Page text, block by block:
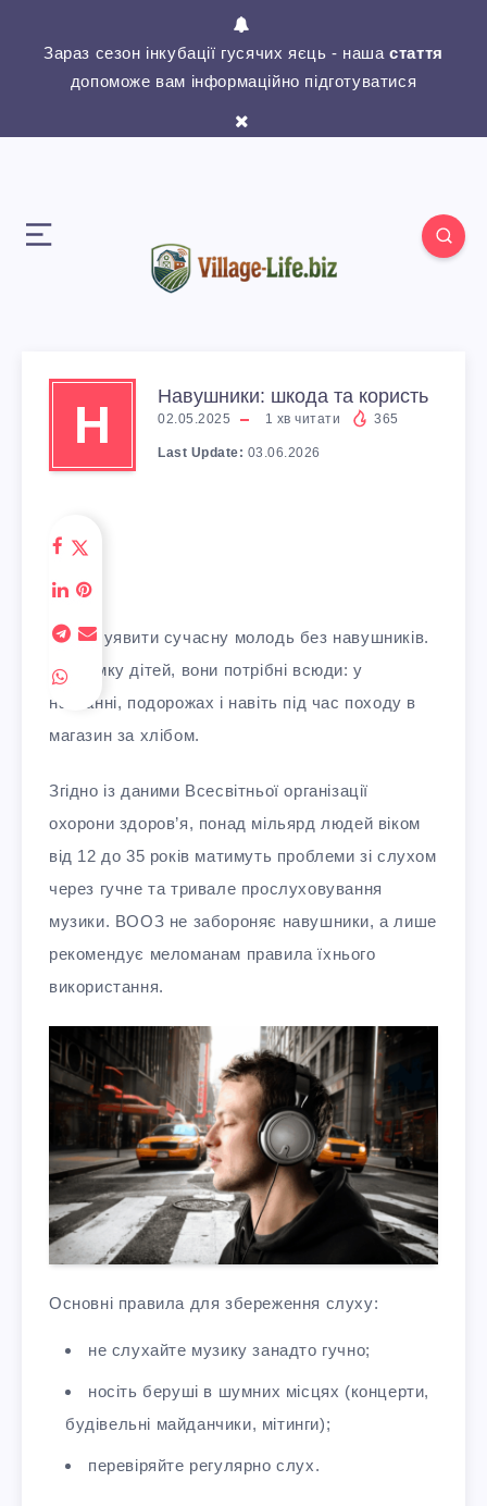
Зараз сезон інкубації гусячих яєць - нашастаття
допоможе вам інформаційно підготуватися
Н Навушники: шкода та користь
02.05.2025 1 хв читати 365
Last Update: 03.06.2026
Важко уявити сучасну молодь без навушників.
На думку дітей, вони потрібні всюди: у
навчанні, подорожах і навіть під час походу в
магазин за хлібом.
Згідно із даними Всесвітньої організації
охорони здоров’я, понад мільярд людей віком
від 12 до 35 років матимуть проблеми зі слухом
через гучне та тривале прослуховування
музики. ВООЗ не забороняє навушники, а лише
рекомендує меломанам правила їхнього
використання.
Основні правила для збереження слуху:
не слухайте музику занадто гучно;
носіть беруші в шумних місцях (концерти,
будівельні майданчики, мітинги);
перевіряйте регулярно слух.